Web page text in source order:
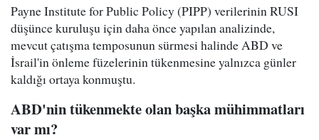
Payne Institute for Public Policy (PIPP) verilerinin RUSI
düşünce kuruluşu için daha önce yapılan analizinde,
mevcut çatışma temposunun sürmesi halinde ABD ve
İsrail'in önleme füzelerinin tükenmesine yalnızca günler
kaldığı ortaya konmuştu.
ABD'nin tükenmekte olan başka mühimmatları
var mı?